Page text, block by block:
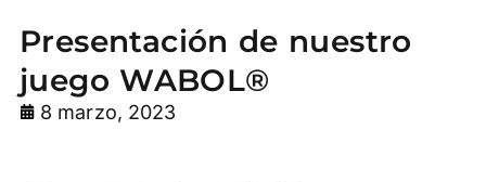
Presentación de nuestro
juego WABOL®
8 marzo, 2023